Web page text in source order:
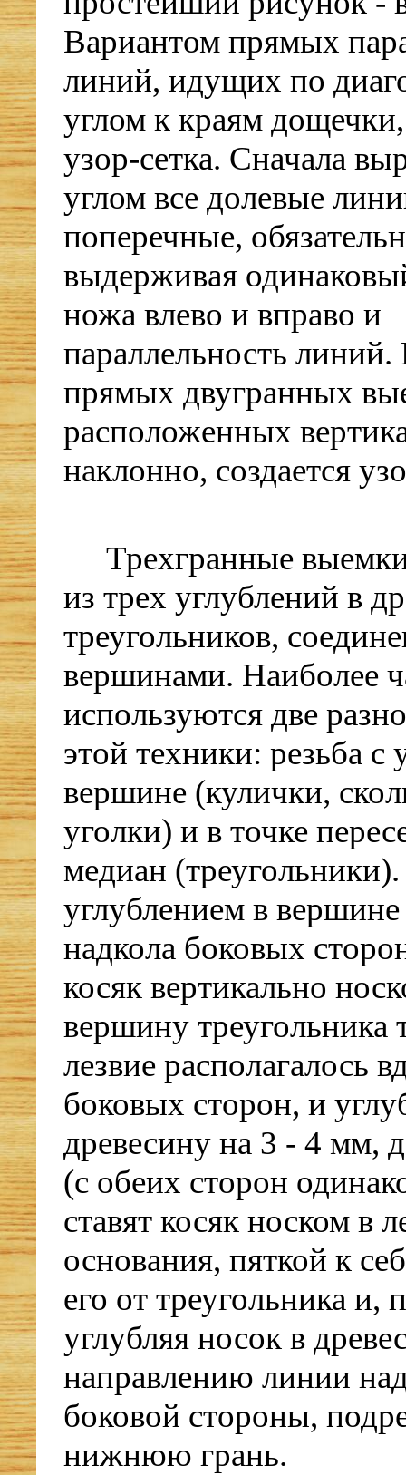
Вариантом прямых
линий, идущих по
углом к краям
узор-сетка. Сначала
углом все долевые
поперечные,
выдерживая
ножа влево и вправо и
параллельность
прямых двугранных
расположенных
наклонно, создается
Трехгранные
из трех углублений в
треугольников,
вершинами. Наиболее
используются две
этой техники: резьба с
вершине (кулички,
уголки) и в точке
медиан (треугольники).
углублением в
надкола боковых
косяк вертикально
вершину треугольника
лезвие располагалось
боковых сторон, и
древесину на 3 - 4 мм,
(с обеих сторон
ставят косяк носком в
основания, пяткой к
его от треугольника и,
углубляя носок в
направлению линии
боковой стороны,
нижнюю грань.